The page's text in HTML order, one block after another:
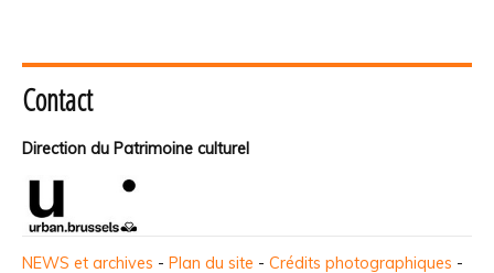
Contact
Direction du Patrimoine culturel
NEWS et archives - Plan du site - Crédits photographiques -